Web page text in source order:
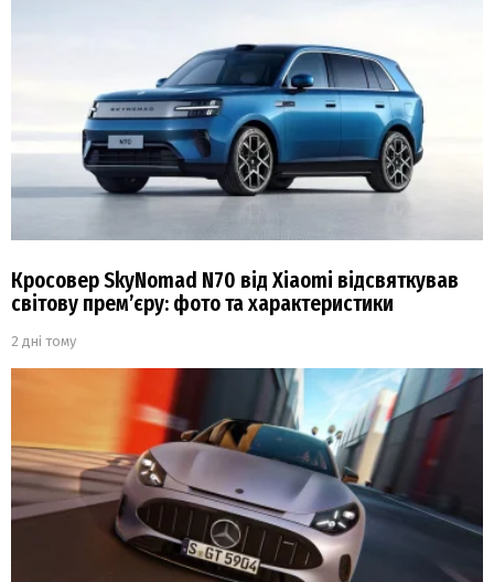
Кросовер SkyNomad N70 від Xiaomi відсвяткував
світову прем’єру: фото та характеристики
2 дні тому